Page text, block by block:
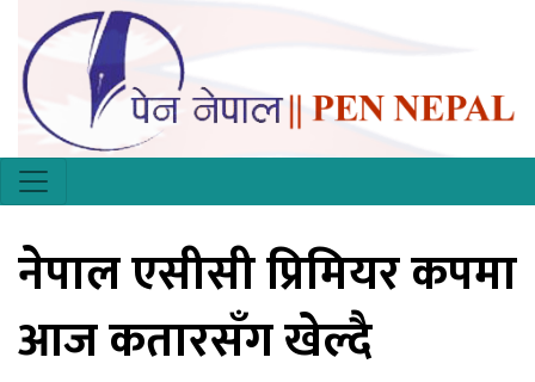
नेपाल एसीसी प्रिमियर कपमा
आज कतारसँग खेल्दै